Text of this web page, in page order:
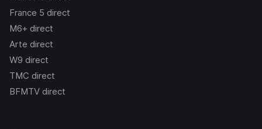
France 5 direct
M6+ direct
Arte direct
W9 direct
TMC direct
BFMTV direct